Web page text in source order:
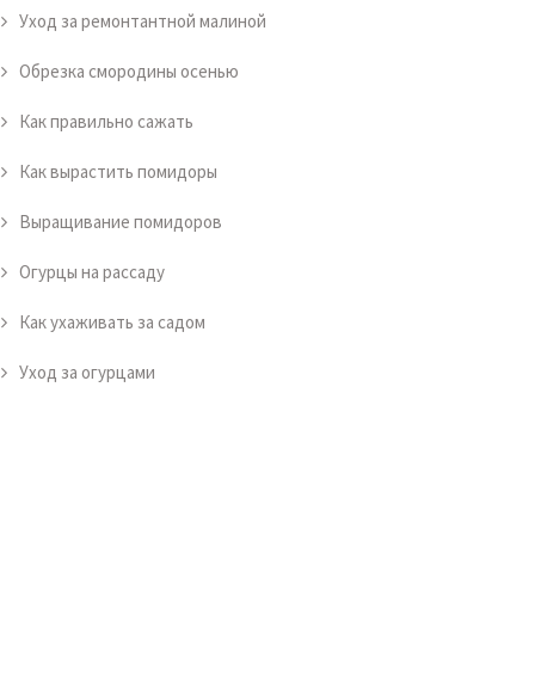
Уход за ремонтантной малиной
Обрезка смородины осенью
Как правильно сажать
Как вырастить помидоры
Выращивание помидоров
Огурцы на рассаду
Как ухаживать за садом
Уход за огурцами